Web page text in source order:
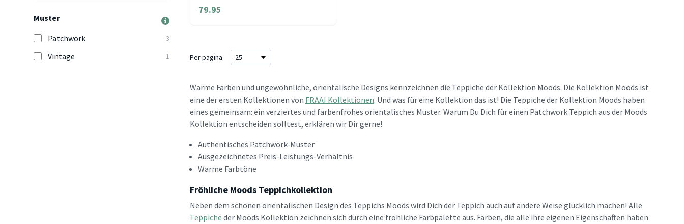
Muster
Patchwork
3
Vintage 1
79.95
Per pagina
Warme Farben und ungewöhnliche, orientalische Designs kennzeichnen die Teppiche der Kollektion Moods. Die Kollektion Moods ist
eine der ersten Kollektionen von FRAAI Kollektionen. Und was für eine Kollektion das ist! Die Teppiche der Kollektion Moods haben
eines gemeinsam: ein verziertes und farbenfrohes orientalisches Muster. Warum Du Dich für einen Patchwork Teppich aus der Moods
Kollektion entscheiden solltest, erklären wir Dir gerne!
Authentisches Patchwork-Muster
Ausgezeichnetes Preis-Leistungs-Verhältnis
Warme Farbtöne
Fröhliche Moods Teppichkollektion
Neben dem schönen orientalischen Design des Teppichs Moods wird Dich der Teppich auch auf andere Weise glücklich machen! Alle
Teppiche der Moods Kollektion zeichnen sich durch eine fröhliche Farbpalette aus. Farben, die alle ihre eigenen Eigenschaften haben